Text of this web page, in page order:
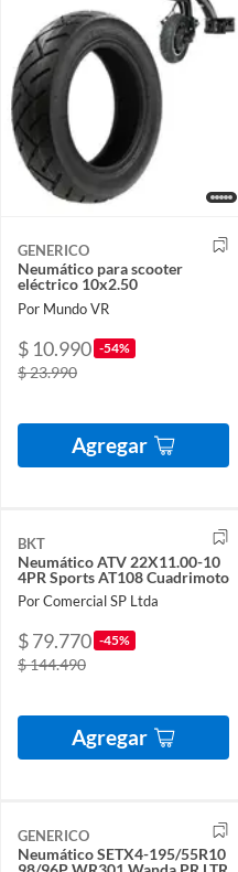
GENERICO
Neumático para scooter
eléctrico 10x2.50
Por Mundo VR
$ 10.990 -54%
$ 23.990
Agregar
BKT
Neumático ATV 22X11.00-10
4PR Sports AT108 Cuadrimoto
Por Comercial SP Ltda
$ 79.770 -45%
$ 144.490
Agregar
GENERICO
Neumático SETX4-195/55R10